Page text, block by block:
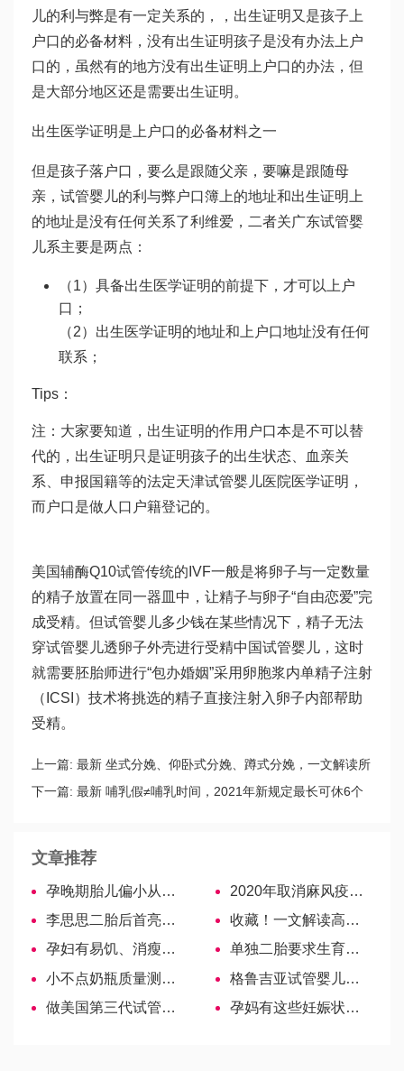
儿的利与弊是有一定关系的，，出生证明又是孩子上
户口的必备材料，没有出生证明孩子是没有办法上户
口的，虽然有的地方没有出生证明上户口的办法，但
是大部分地区还是需要出生证明。
出生医学证明是上户口的必备材料之一
但是孩子落户口，要么是跟随父亲，要嘛是跟随母
亲， 试管婴儿的利与弊户口簿上的地址和出生证明上
的地址是没有任何关系了利维爱 ，二者关广东试管婴
儿系主要是两点：
（1）具备出生医学证明的前提下，才可以上户
口；
（2）出生医学证明的地址和上户口地址没有任何
联系；
Tips：
注：大家要知道，出生证明的作用户口本是不可以替
代的，出生证明只是证明孩子的出生状态、血亲关
系、申报国籍等的法定天津试管婴儿医院医学证明，
而户口是做人口户籍登记的。
美国辅酶Q10试管传统的IVF一般是将卵子与一定数量
的精子放置在同一器皿中，让精子与卵子“自由恋爱”完
成受精。但试管婴儿多少钱在某些情况下，精子无法
穿试管婴儿透卵子外壳进行受精中国试管婴儿 ，这时
就需要胚胎师进行“包办婚姻”采用卵胞浆内单精子注射
（ICSI）技术将挑选的精子直接注射入卵子内部帮助
受精。
上一篇: 最新 坐式分娩、仰卧式分娩、蹲式分娩，一文解读所
有区别
下一篇: 最新 哺乳假≠哺乳时间，2021年新规定最长可休6个
文章推荐
孕晚期胎儿偏小从饮食入手，长胎不长肉的吃喝方式来了
2020年取消麻风疫苗，没打完补种麻腮风有三大好处
李思思二胎后首亮相，美丽如初！
收藏！一文解读高位破水会流几次、流多久、是否会流完
孕妇有易饥、消瘦症状需当心！
单独二胎要求生育间隔时间各地不同，四川规定最长 要求4年以上
小不点奶瓶质量测评！口碑好不是没有道理
格鲁吉亚试管婴儿时间各有不同，具体多少视个体情况而定！
做美国第三代试管婴儿，还会出现反复流产的情况吗？
孕妈有这些妊娠状况,赴美生子需谨慎!